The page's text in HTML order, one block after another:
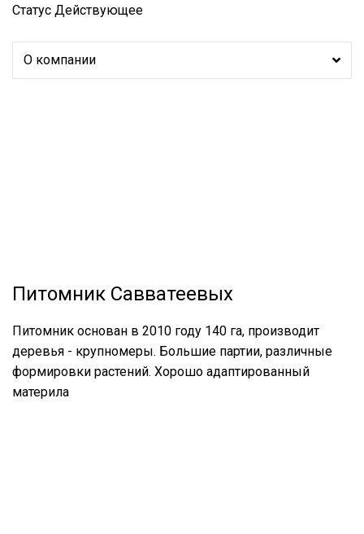
Статус Действующее
О компании
Питомник Савватеевых
Питомник основан в 2010 году 140 га, производит
деревья - крупномеры. Большие партии, различные
формировки растений. Хорошо адаптированный
материла